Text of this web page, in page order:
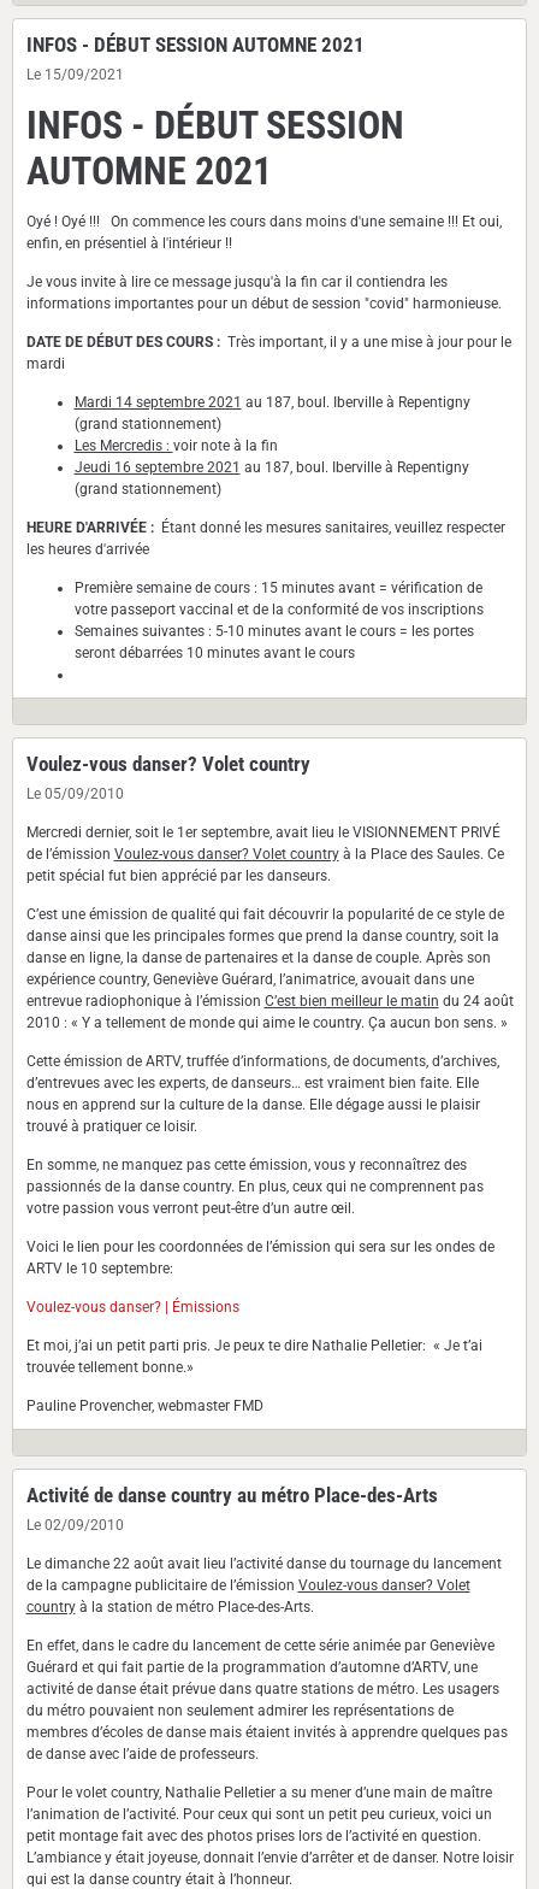
INFOS - DÉBUT SESSION AUTOMNE 2021
Le 15/09/2021
INFOS - DÉBUT SESSION
AUTOMNE 2021
Oyé ! Oyé !!! On commence les cours dans moins d'une semaine !!! Et oui,
enfin, en présentiel à l'intérieur !!
Je vous invite à lire ce message jusqu'à la fin car il contiendra les
informations importantes pour un début de session "covid" harmonieuse.
DATE DE DÉBUT DES COURS :Très important, il y a une mise à jour pour le
mardi
Mardi 14 septembre 2021 au 187, boul. Iberville à Repentigny
(grand stationnement)
Les Mercredis : voir note à la fin
Jeudi 16 septembre 2021 au 187, boul. Iberville à Repentigny
(grand stationnement)
HEURE D'ARRIVÉE : Étant donné les mesures sanitaires, veuillez respecter
les heures d'arrivée
Première semaine de cours : 15 minutes avant = vérification de
votre passeport vaccinal et de la conformité de vos inscriptions
Semaines suivantes : 5-10 minutes avant le cours = les portes
seront débarrées 10 minutes avant le cours
Voulez-vous danser? Volet country
Le 05/09/2010
Mercredi dernier, soit le 1er septembre, avait lieu le VISIONNEMENT PRIVÉ
de l’émission Voulez-vous danser? Volet countryà la Place des Saules. Ce
petit spécial fut bien apprécié par les danseurs.
C’est une émission de qualité qui fait découvrir la popularité de ce style de
danse ainsi que les principales formes que prend la danse country, soit la
danse en ligne, la danse de partenaires et la danse de couple. Après son
expérience country, Geneviève Guérard, l’animatrice, avouait dans une
entrevue radiophonique à l’émission C’est bien meilleur le matin du 24 août
2010 : « Y a tellement de monde qui aime le country. Ça aucun bon sens. »
Cette émission de ARTV, truffée d’informations, de documents, d’archives,
d’entrevues avec les experts, de danseurs… est vraiment bien faite. Elle
nous en apprend sur la culture de la danse. Elle dégage aussi le plaisir
trouvé à pratiquer ce loisir.
En somme, ne manquez pas cette émission, vous y reconnaîtrez des
passionnés de la danse country. En plus, ceux qui ne comprennent pas
votre passion vous verront peut-être d’un autre œil.
Voici le lien pour les coordonnées de l’émission qui sera sur les ondes de
ARTV le 10 septembre:
Voulez-vous danser? | Émissions
Et moi, j’ai un petit parti pris. Je peux te dire Nathalie Pelletier: « Je t’ai
trouvée tellement bonne.»
Pauline Provencher, webmaster FMD
Activité de danse country au métro Place-des-Arts
Le 02/09/2010
Le dimanche 22 août avait lieu l’activité danse du tournage du lancement
de la campagne publicitaire de l’émission Voulez-vous danser? Volet
countryà la station de métro Place-des-Arts.
En effet, dans le cadre du lancement de cette série animée par Geneviève
Guérard et qui fait partie de la programmation d’automne d’ARTV, une
activité de danse était prévue dans quatre stations de métro. Les usagers
du métro pouvaient non seulement admirer les représentations de
membres d’écoles de danse mais étaient invités à apprendre quelques pas
de danse avec l’aide de professeurs.
Pour le volet country, Nathalie Pelletier a su mener d’une main de maître
l’animation de l’activité. Pour ceux qui sont un petit peu curieux, voici un
petit montage fait avec des photos prises lors de l’activité en question.
L’ambiance y était joyeuse, donnait l’envie d’arrêter et de danser. Notre loisir
qui est la danse country était à l’honneur.